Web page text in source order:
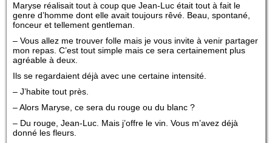
Maryse réalisait tout à coup que Jean-Luc était tout à fait le
genre d’homme dont elle avait toujours rêvé. Beau, spontané,
fonceur et tellement gentleman.
– Vous allez me trouver folle mais je vous invite à venir partager
mon repas. C’est tout simple mais ce sera certainement plus
agréable à deux.
Ils se regardaient déjà avec une certaine intensité.
– J’habite tout près.
– Alors Maryse, ce sera du rouge ou du blanc ?
– Du rouge, Jean-Luc. Mais j’offre le vin. Vous m’avez déjà
donné les fleurs.